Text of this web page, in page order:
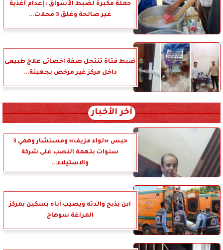
حملة مكبرة لضبط الأسواق : إعدام أغذية
غير صالحة وغلق 3 محلات...
ضبط فتاة تنتحل صفة أخصائى علاج طبيعى
داخل مركز غير مرخص بجهينة...
آخر الأخبار
حبس «لواء مزيف» ومستشار وهمي 3
سنوات بتهمة النصب على شركة
والاستيلاء...
ابن يذبح والدته ويصيب أباه بسكين بمركز
المراغة سوهاج